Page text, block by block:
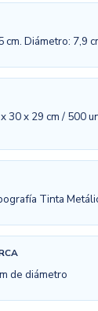
cm. Diámetro: 7,9
30 x 29 cm / 500
Tinta
de diámetro